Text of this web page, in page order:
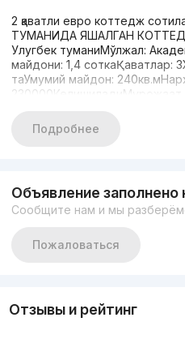
2 қаватли евро коттедж
ТУМАНИДА ЯШАЛГАН
Улугбек туманиМўлжал:
майдони: 1,4 соткаҚаватлар:
таУмумий майдон:
230000КелишиладиМурожаат
Подробнее
Объявление заполнено
Сообщите нам и мы
Пожаловаться
Отзывы и рейтинг